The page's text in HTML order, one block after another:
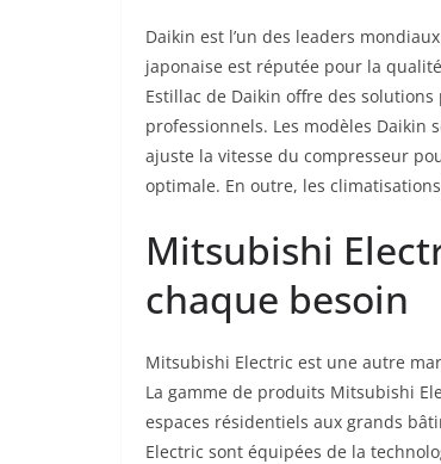
Daikin est l’un des leaders
japonaise est réputée pour la
Estillac de Daikin offre des
professionnels. Les modèles Daikin
ajuste la vitesse du compresseur
optimale. En outre, les
Mitsubishi
chaque besoin
Mitsubishi Electric est une autre
La gamme de produits Mitsubishi
espaces résidentiels aux grands
Electric sont équipées de la